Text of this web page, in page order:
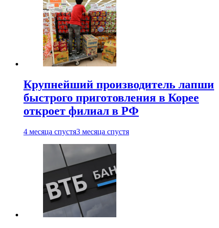
Крупнейший производитель лапши
быстрого приготовления в Корее
откроет филиал в РФ
4 месяца спустя3 месяца спустя